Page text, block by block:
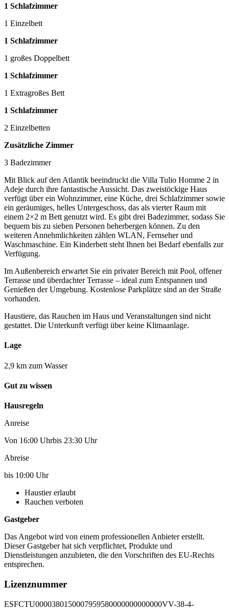
1 Schlafzimmer
1 Einzelbett
1 Schlafzimmer
1 großes Doppelbett
1 Schlafzimmer
1 Extragroßes Bett
1 Schlafzimmer
2 Einzelbetten
Zusätzliche Zimmer
3 Badezimmer
Mit Blick auf den Atlantik beeindruckt die Villa Tulio Homme 2 in
Adeje durch ihre fantastische Aussicht. Das zweistöckige Haus
verfügt über ein Wohnzimmer, eine Küche, drei Schlafzimmer sowie
ein geräumiges, helles Untergeschoss, das als vierter Raum mit
einem 2×2 m Bett genutzt wird. Es gibt drei Badezimmer, sodass Sie
bequem bis zu sieben Personen beherbergen können. Zu den
weiteren Annehmlichkeiten zählen WLAN, Fernseher und
Waschmaschine. Ein Kinderbett steht Ihnen bei Bedarf ebenfalls zur
Verfügung.
Im Außenbereich erwartet Sie ein privater Bereich mit Pool, offener
Terrasse und überdachter Terrasse – ideal zum Entspannen und
Genießen der Umgebung. Kostenlose Parkplätze sind an der Straße
vorhanden.
Haustiere, das Rauchen im Haus und Veranstaltungen sind nicht
gestattet. Die Unterkunft verfügt über keine Klimaanlage.
Lage
2,9 km zum Wasser
Gut zu wissen
Hausregeln
Anreise
Von 16:00 Uhrbis 23:30 Uhr
Abreise
bis 10:00 Uhr
Haustier erlaubt
Rauchen verboten
Gastgeber
Das Angebot wird von einem professionellen Anbieter erstellt.
Dieser Gastgeber hat sich verpflichtet, Produkte und
Dienstleistungen anzubieten, die den Vorschriften des EU-Rechts
entsprechen.
Lizenznummer
ESFCTU0000380150007959580000000000000VV-38-4-